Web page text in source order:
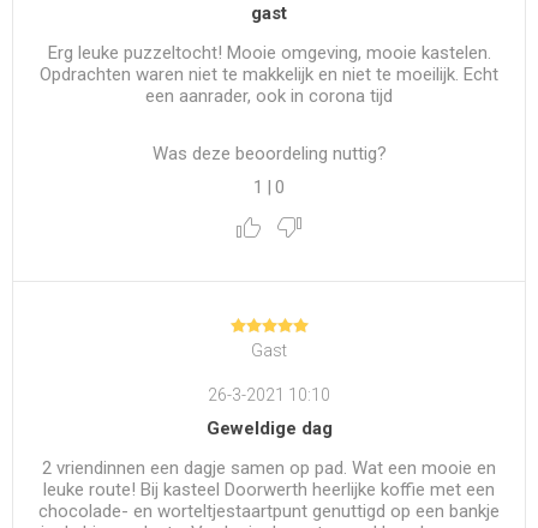
gast
Erg leuke puzzeltocht! Mooie omgeving, mooie kastelen.
Opdrachten waren niet te makkelijk en niet te moeilijk. Echt
een aanrader, ook in corona tijd
Was deze beoordeling nuttig?
1 | 0
Gast
26-3-2021 10:10
Geweldige dag
2 vriendinnen een dagje samen op pad. Wat een mooie en
leuke route! Bij kasteel Doorwerth heerlijke koffie met een
chocolade- en worteltjestaartpunt genuttigd op een bankje